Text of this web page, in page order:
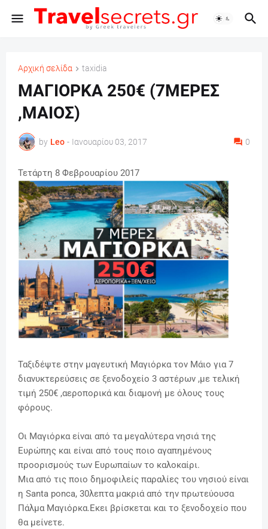
Αρχική σελίδα taxidia
ΜΑΓΙΟΡΚΑ 250€ (7ΜΕΡΕΣ
,ΜΑΙΟΣ)
by Leo - Ιανουαρίου 03, 2017 0
Τετάρτη 8 Φεβρουαρίου 2017
Ταξιδέψτε στην μαγευτική Μαγιόρκα τον Μάιο για 7
διανυκτερεύσεις σε ξενοδοχείο 3 αστέρων ,με τελική
τιμή 250€ ,αεροπορικά και διαμονή με όλους τους
φόρους.
Οι Μαγιόρκα είναι από τα μεγαλύτερα νησιά της
Ευρώπης και είναι από τους ποιο αγαπημένους
προορισμούς των Ευρωπαίων το καλοκαίρι.
Μια από τις ποιο δημοφιλείς παραλίες του νησιού είναι
η Santa ponca, 30λεπτα μακριά από την πρωτεύουσα
Πάλμα Μαγιόρκα.Εκει βρίσκεται και το ξενοδοχείο που
θα μείνετε.